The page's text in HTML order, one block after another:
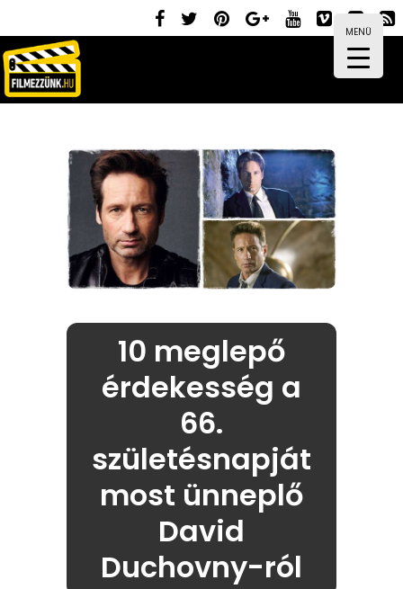
MENÜ
10 meglepő
érdekesség a
66.
születésnapját
most ünneplő
David
Duchovny-ról